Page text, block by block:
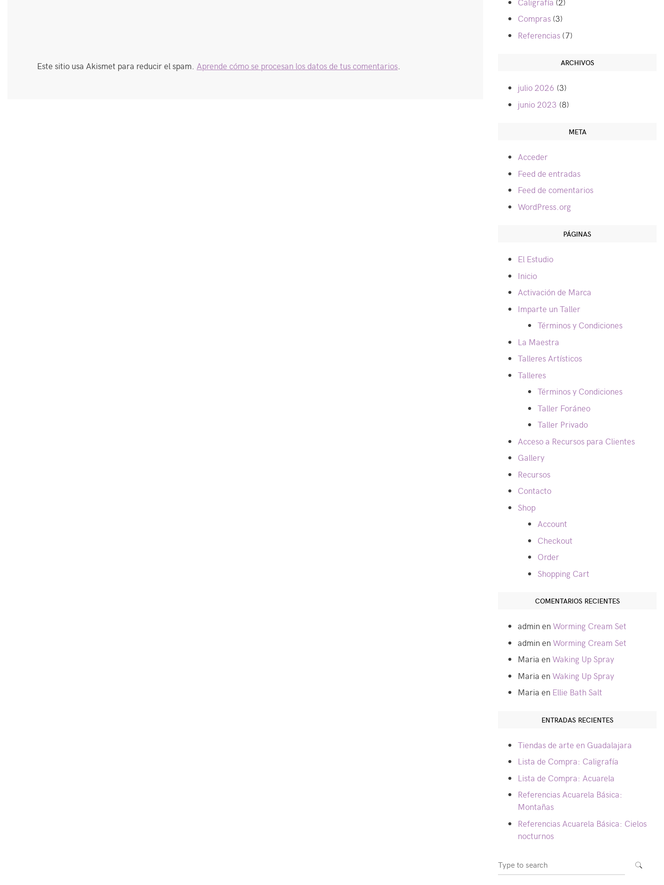
Este sitio usa Akismet para reducir el spam. Aprende cómo se procesan los datos de tus comentarios
Compras (3)
Referencias (7)
ARCHIVOS
julio 2026 (3)
junio 2023 (8)
META
Acceder
Feed de entradas
Feed de comentarios
WordPress.org
PÁGINAS
El Estudio
Inicio
Activación de Marca
Imparte un Taller
Términos y Condiciones
La Maestra
Talleres Artísticos
Talleres
Términos y Condiciones
Taller Foráneo
Taller Privado
Acceso a Recursos para Clientes
Gallery
Recursos
Contacto
Shop
Account
Checkout
Order
Shopping Cart
COMENTARIOS RECIENTES
admin en Worming Cream Set
admin en Worming Cream Set
Maria en Waking Up Spray
Maria en Waking Up Spray
Maria en Ellie Bath Salt
ENTRADAS RECIENTES
Tiendas de arte en Guadalajara
Lista de Compra: Caligrafía
Lista de Compra: Acuarela
Referencias Acuarela Básica:
Montañas
Referencias Acuarela Básica: Cielos
nocturnos
Search
for:
SEARCH